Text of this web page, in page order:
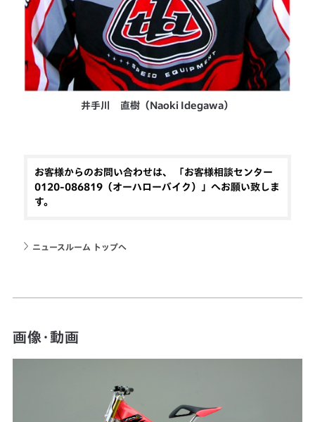
井手川 直樹（Naoki Idegawa）
お客様からのお問い合わせは、 「お客様相談センター
0120-086819（オーハローバイク）」へお願い致しま
す。
ニュースルーム トップへ
画像・動画